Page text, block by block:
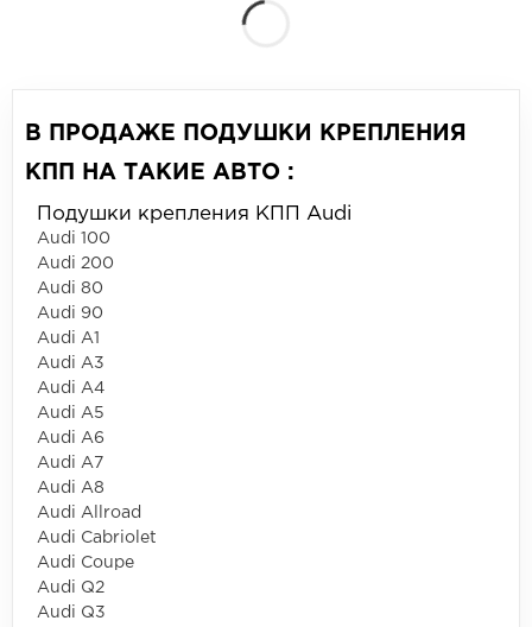
В ПРОДАЖЕ ПОДУШКИ КРЕПЛЕНИЯ
КПП НА ТАКИЕ АВТО :
Подушки крепления КПП Audi
Audi 100
Audi 200
Audi 80
Audi 90
Audi A1
Audi A3
Audi A4
Audi A5
Audi A6
Audi A7
Audi A8
Audi Allroad
Audi Cabriolet
Audi Coupe
Audi Q2
Audi Q3